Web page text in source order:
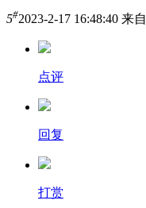
5#2023-2-17 16:48:40 来自
点评
回复
打赏